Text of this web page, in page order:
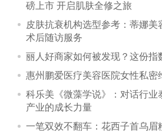
磅上市 开启肌肤全修之旅
皮肤抗衰机构选型参考：蒂娜美
术后随访服务
丽人好商家如何被发现？这份指
惠州鹏爱医疗美容医院女性私密
科乐美《微藻学说》：对话行业
产业的成长力量
一笔双效不翻车：花西子首乌眉